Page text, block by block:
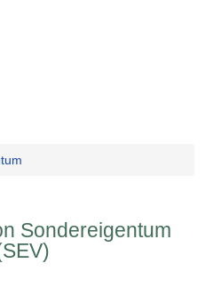
Sondereigentum